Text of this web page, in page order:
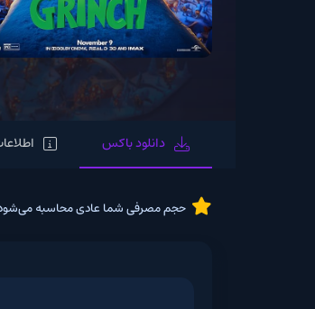
دانلود باکس اطلاعات بیشتر
حجم مصرفی شما عادی محاسبه می‌شود.